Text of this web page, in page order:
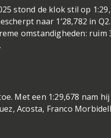
stond de klok stil op
naar 1’28,782 in
omstandigheden: ruim
Met een 1:29,678 nam
Acosta, Franco